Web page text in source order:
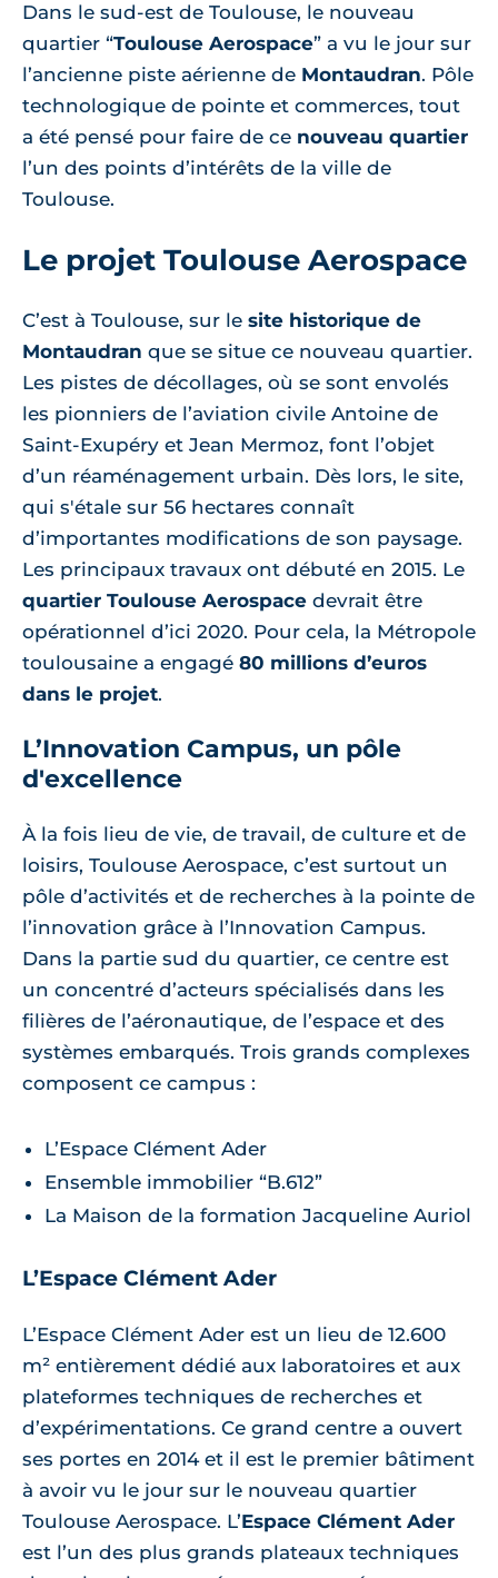
Dans le sud-est de Toulouse, le nouveau
quartier “Toulouse Aerospace” a vu le jour sur
l’ancienne piste aérienne de Montaudran. Pôle
technologique de pointe et commerces, tout
a été pensé pour faire de ce nouveau quartier
l’un des points d’intérêts de la ville de
Toulouse.
Le projet Toulouse Aerospace
C’est à Toulouse, sur le site historique de
Montaudran que se situe ce nouveau quartier.
Les pistes de décollages, où se sont envolés
les pionniers de l’aviation civile Antoine de
Saint-Exupéry et Jean Mermoz, font l’objet
d’un réaménagement urbain. Dès lors, le site,
qui s'étale sur 56 hectares connaît
d’importantes modifications de son paysage.
Les principaux travaux ont débuté en 2015. Le
quartier Toulouse Aerospace devrait être
opérationnel d’ici 2020. Pour cela, la Métropole
toulousaine a engagé 80 millions d’euros
dans le projet.
L’Innovation Campus, un pôle
d'excellence
À la fois lieu de vie, de travail, de culture et de
loisirs, Toulouse Aerospace, c’est surtout un
pôle d’activités et de recherches à la pointe de
l’innovation grâce à l’Innovation Campus.
Dans la partie sud du quartier, ce centre est
un concentré d’acteurs spécialisés dans les
filières de l’aéronautique, de l’espace et des
systèmes embarqués. Trois grands complexes
composent ce campus :
L’Espace Clément Ader
Ensemble immobilier “B.612”
La Maison de la formation Jacqueline Auriol
L’Espace Clément Ader
L’Espace Clément Ader est un lieu de 12.600
m² entièrement dédié aux laboratoires et aux
plateformes techniques de recherches et
d’expérimentations. Ce grand centre a ouvert
ses portes en 2014 et il est le premier bâtiment
à avoir vu le jour sur le nouveau quartier
Toulouse Aerospace. L’Espace Clément Ader
est l’un des plus grands plateaux techniques